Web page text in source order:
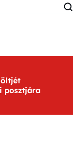
posztjára